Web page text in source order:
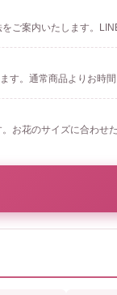
ご案内いたします。
す。通常商品よりお時
お花のサイズに合わせ